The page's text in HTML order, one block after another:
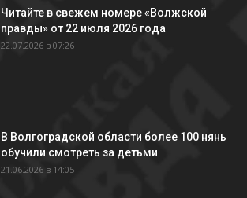
Читайте в свежем номере «Волжской
правды» от 22 июля 2026 года
22.07.2026 в 07:26
В Волгоградской области более 100 нянь
обучили смотреть за детьми
21.06.2026 в 14:05